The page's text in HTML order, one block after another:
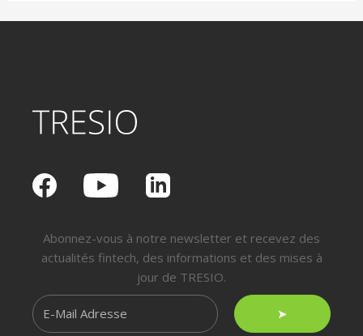
Abonnez-vous à notre newsletter et recevez des
actualités fintech, des informations et des mises à
jour de TRESIO.
➤